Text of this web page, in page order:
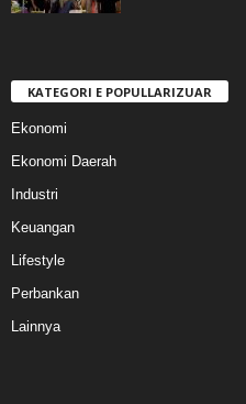
KATEGORI E POPULLARIZUAR
Ekonomi
Ekonomi Daerah
Industri
Keuangan
Lifestyle
Perbankan
Lainnya